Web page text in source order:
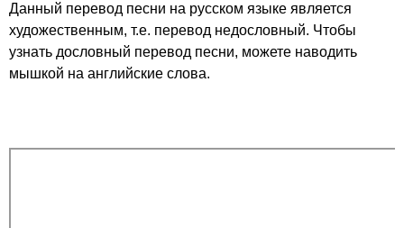
Данный перевод песни на русском языке является
художественным, т.е. перевод недословный. Чтобы
узнать дословный перевод песни, можете наводить
мышкой на английские слова.